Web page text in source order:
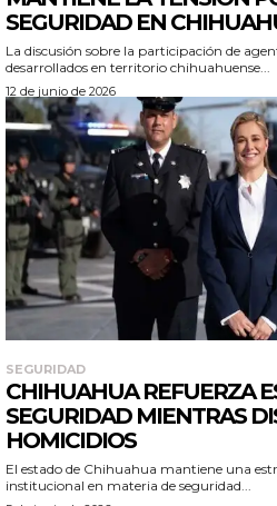
SEGURIDAD EN
La discusión sobre la participación de
desarrollados en territorio chihuahuense...
12 de junio de 2026
SEGURIDAD
CHIHUAHUA REFUERZA
SEGURIDAD MIENTRAS
HOMICIDIOS
El estado de Chihuahua mantiene una
institucional en materia de seguridad...